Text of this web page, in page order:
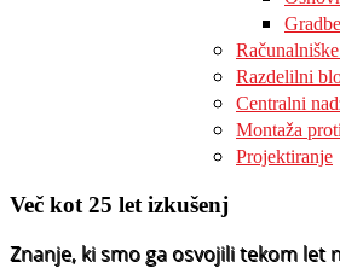
Razdelilni
Centralni
Montaža
Projektiranje
Več kot 25 let izkušenj
Znanje, ki smo ga osvojili tekom let